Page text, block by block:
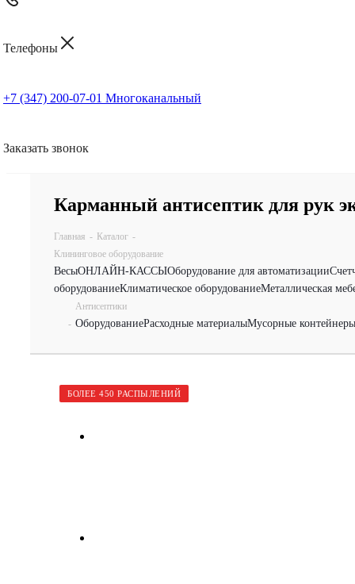
Телефоны
+7 (347) 200-07-01 Многоканальный
Заказать звонок
Карманный антисептик для рук
Главная - Каталог -
Клининговое оборудование
ВесыОНЛАЙН-КАССЫОборудование для автоматизации
оборудованиеКлиматическое оборудованиеМеталлическая
-
Антисептики
ОборудованиеРасходные материалыМусорные
БОЛЕЕ 450 РАСПЫЛЕНИЙ